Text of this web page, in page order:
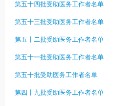
第五十四批受助医务工作者名单
第五十三批受助医务工作者名单
第五十二批受助医务工作者名单
第五十一批受助医务工作者名单
第五十批受助医务工作者名单
第四十九批受助医务工作者名单